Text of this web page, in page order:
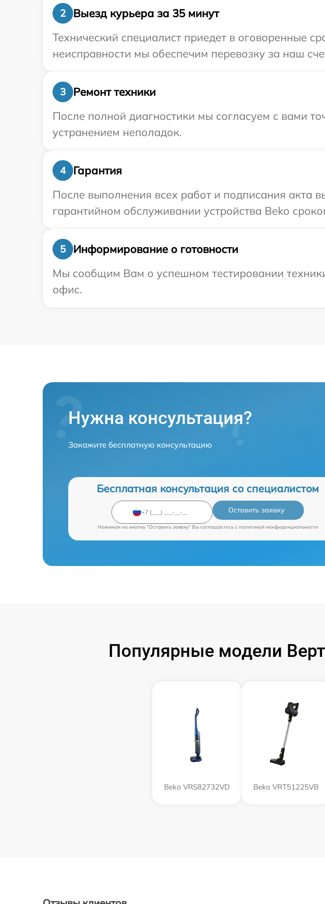
2
Выезд курьера за 35 минут
Технический специалист приедет в оговоренные
неисправности мы обеспечим перевозку за наш
3
Ремонт техники
После полной диагностики мы согласуем с вами
устранением неполадок.
4
Гарантия
После выполнения всех работ и подписания акта
гарантийном обслуживании устройства Beko
5
Информирование о готовности
Мы сообщим Вам о успешном тестировании
офис.
Нужна консультация?
Закажите бесплатную консультацию
Бесплатная консультация со специалистом
Оставить заявку
Нажимая на кнопку "Оставить заявку" Вы соглашаетесь c политикой конфиденциальности
Популярные модели
Beko VRS82732VD Beko VRT51225VB